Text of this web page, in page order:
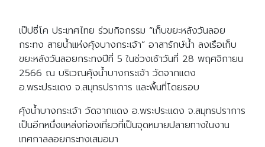
เป๊ปซี่โค ประเทศไทย ร่วมกิจกรรม “เก็บขยะหลังวันลอย
กระทง สายน้ำแห่งคุ้งบางกระเจ้า” อาสารักษ์น้ำ ลงเรือเก็บ
ขยะหลังวันลอยกระทงปีที่ 5 ในช่วงเช้าวันที่ 28 พฤศจิกายน
2566 ณ บริเวณคุ้งน้ำบางกระเจ้า วัดจากแดง
อ.พระประแดง จ.สมุทรปราการ และพื้นที่โดยรอบ
คุ้งน้ำบางกระเจ้า วัดจากแดง อ.พระประแดง จ.สมุทรปราการ
เป็นอีกหนึ่งแหล่งท่องเที่ยวที่เป็นจุดหมายปลายทางในงาน
เทศกาลลอยกระทงเสมอมา